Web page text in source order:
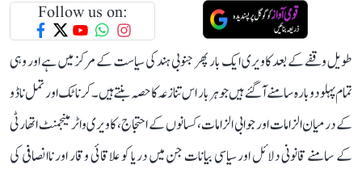
Follow us on:
طویل وقفے کے بعد کاویری ایک بار پھر جنوبی ہند کی سیاست کے مرکز میں ہے اور وہی
تمام پہلو دوبارہ سامنے آ گئے ہیں جو ہر بار اس تنازعہ کا حصہ بنتے ہیں۔ کرناٹک اور تمل ناڈو
کے درمیان الزامات اور جوابی الزامات، کسانوں کے احتجاج، کاویری واٹر مینجمنٹ اتھارٹی
کے سامنے قانونی دلائل اور سیاسی بیانات جن میں دریا کو علاقائی وقار اور ناانصافی کی